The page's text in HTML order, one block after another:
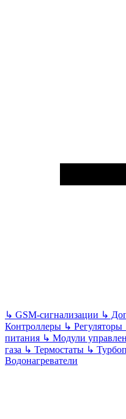
↳ GSM-сигнализации ↳
Контроллеры ↳ Регуляторы
питания ↳ Модули
газа ↳ Термостаты ↳
Водонагреватели